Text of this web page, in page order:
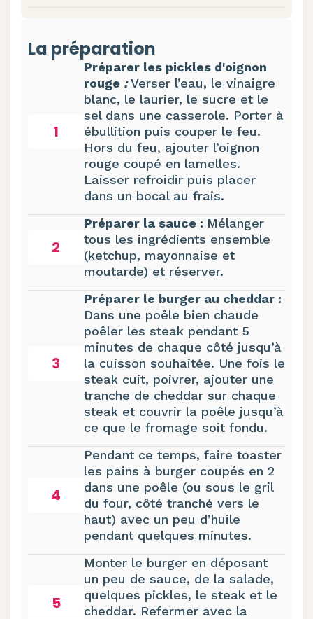
La préparation
1
Préparer les pickles d'oignon
rouge :Verser l’eau, le vinaigre
blanc, le laurier, le sucre et le
sel dans une casserole. Porter à
ébullition puis couper le feu.
Hors du feu, ajouter l’oignon
rouge coupé en lamelles.
Laisser refroidir puis placer
dans un bocal au frais.
2
Préparer la sauce : Mélanger
tous les ingrédients ensemble
(ketchup, mayonnaise et
moutarde) et réserver.
3
Préparer le burger au cheddar :
Dans une poêle bien chaude
poêler les steak pendant 5
minutes de chaque côté jusqu’à
la cuisson souhaitée. Une fois le
steak cuit, poivrer, ajouter une
tranche de cheddar sur chaque
steak et couvrir la poêle jusqu’à
ce que le fromage soit fondu.
4
Pendant ce temps, faire toaster
les pains à burger coupés en 2
dans une poêle (ou sous le gril
du four, côté tranché vers le
haut) avec un peu d’huile
pendant quelques minutes.
5
Monter le burger en déposant
un peu de sauce, de la salade,
quelques pickles, le steak et le
cheddar. Refermer avec la